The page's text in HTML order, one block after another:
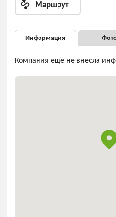
Маршрут
Информация Фото
Компания еще не внесла